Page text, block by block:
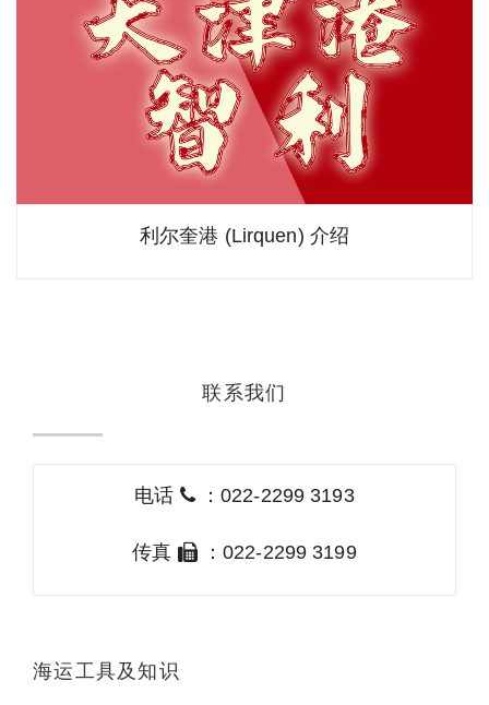
利尔奎港 (Lirquen) 介绍
联系我们
电话 ：022-2299 3193
传真 ：022-2299 3199
海运工具及知识